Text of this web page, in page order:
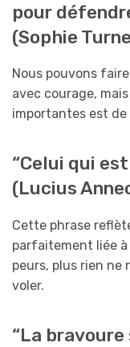
pour
(Sophie
Nous pouvons
avec courage,
importantes est
“Celui qui
(Lucius
Cette phrase
parfaitement liée à
peurs, plus rien ne
voler.
“La